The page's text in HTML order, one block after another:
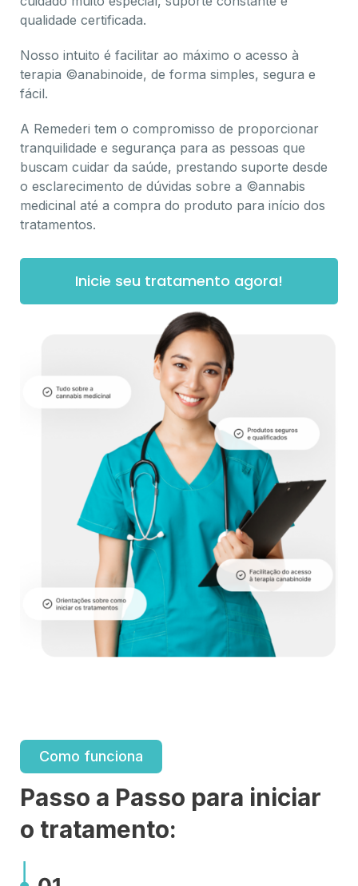
qualidade certificada.
Nosso intuito é facilitar ao máximo o acesso à
terapia ©anabinoide, de forma simples, segura e
fácil.
A Remederi tem o compromisso de proporcionar
tranquilidade e segurança para as pessoas que
buscam cuidar da saúde, prestando suporte desde
o esclarecimento de dúvidas sobre a ©annabis
medicinal até a compra do produto para início dos
tratamentos.
Inicie seu tratamento agora!
Como funciona
Passo a Passo para iniciar
o tratamento: